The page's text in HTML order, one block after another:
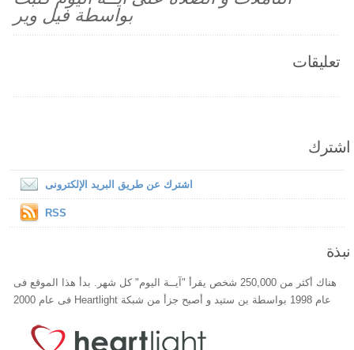
بواسطة فيل وير
تعليقات
اشترك
اشترك عن طريق البريد الإلكترونى
RSS
نبذة
هناك أكثر من 250,000 شخص يقرأ "آيــة اليوم" كل شهر. بدأ هذا الموقع فى
عام 1998 بواسطة بن ستيد و أصبح جزأ من شبكة Heartlight فى عام 2000